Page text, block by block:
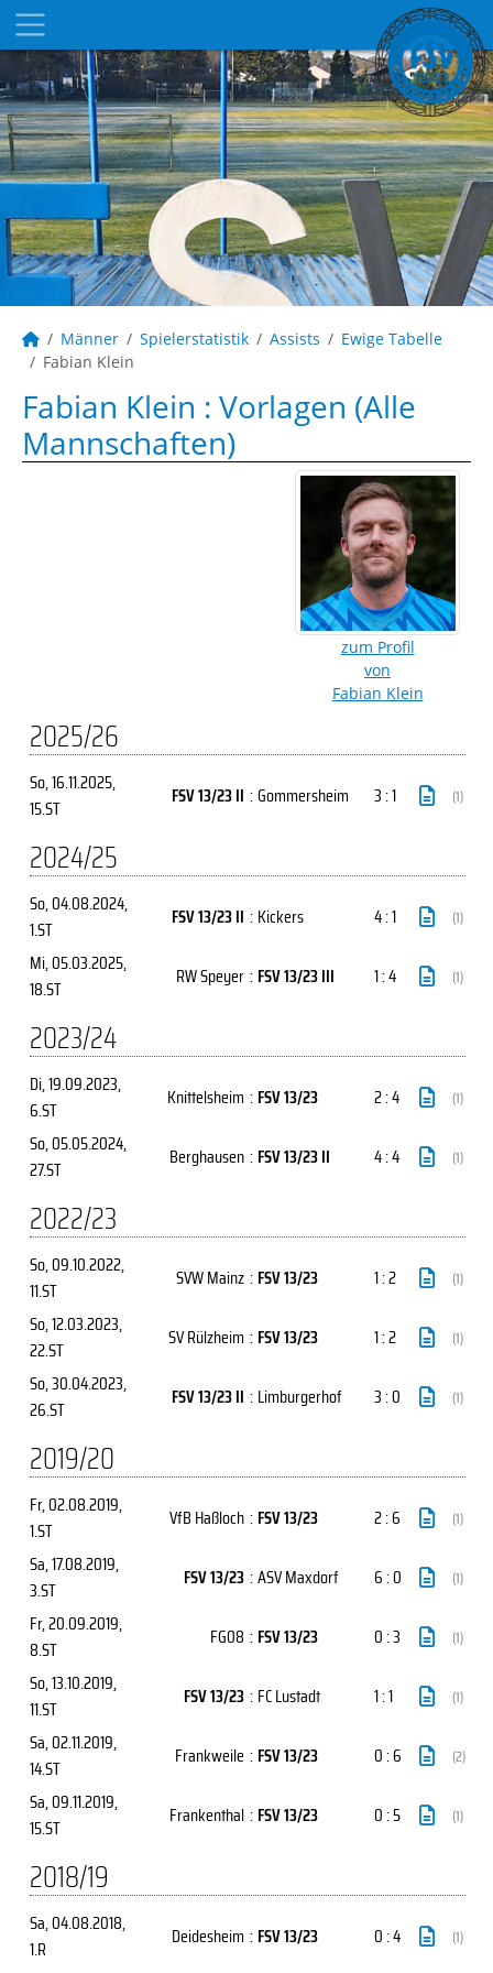
Männer Spielerstatistik Assists
Ewige Tabelle
Fabian Klein
Fabian Klein : Vorlagen (Alle
Mannschaften)
zum Profil
von
Fabian Klein
2025/26
So, 16.11.2025,
15.ST
FSV 13/23 II :Gommersheim 3 : 1 (1)
2024/25
So, 04.08.2024,
1.ST
FSV 13/23 II : Kickers 4 : 1 (1)
Mi, 05.03.2025,
18.ST
RW Speyer : FSV 13/23 III 1 : 4 (1)
2023/24
Di, 19.09.2023,
6.ST
Knittelsheim : FSV 13/23 2 : 4 (1)
So, 05.05.2024,
27.ST
Berghausen : FSV 13/23 II 4 : 4 (1)
2022/23
So, 09.10.2022,
11.ST
SVW Mainz : FSV 13/23 1 : 2 (1)
So, 12.03.2023,
22.ST
SV Rülzheim : FSV 13/23 1 : 2 (1)
So, 30.04.2023,
26.ST
FSV 13/23 II : Limburgerhof 3 : 0 (1)
2019/20
Fr, 02.08.2019,
1.ST
VfB Haßloch : FSV 13/23 2 : 6 (1)
Sa, 17.08.2019,
3.ST
FSV 13/23 :ASV Maxdorf 6 : 0 (1)
Fr, 20.09.2019,
8.ST
FG08 : FSV 13/23 0 : 3 (1)
So, 13.10.2019,
11.ST
FSV 13/23 : FC Lustadt 1 : 1 (1)
Sa, 02.11.2019,
14.ST
Frankweile : FSV 13/23 0 : 6 (2)
Sa, 09.11.2019,
15.ST
Frankenthal : FSV 13/23 0 : 5 (1)
2018/19
Sa, 04.08.2018,
1.R
Deidesheim : FSV 13/23 0 : 4 (1)